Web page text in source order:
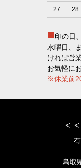
27 28
■印の日
水曜日、
ければ営
お気軽に
※休業前
＜
鳥取